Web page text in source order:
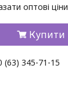
оптові ціни
Купити
(63) 345-71-15